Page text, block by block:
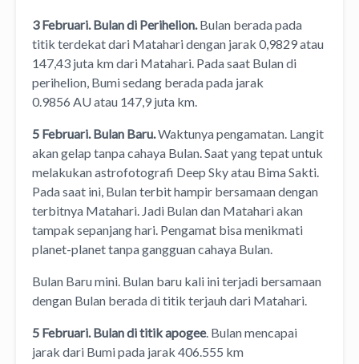
3 Februari. Bulan di Perihelion.Bulan berada pada
titik terdekat dari Matahari dengan jarak 0,9829 atau
147,43 juta km dari Matahari. Pada saat Bulan di
perihelion, Bumi sedang berada pada jarak
0.9856 AU atau 147,9 juta km.
5 Februari. Bulan Baru.Waktunya pengamatan. Langit
akan gelap tanpa cahaya Bulan. Saat yang tepat untuk
melakukan astrofotografi Deep Sky atau Bima Sakti.
Pada saat ini, Bulan terbit hampir bersamaan dengan
terbitnya Matahari. Jadi Bulan dan Matahari akan
tampak sepanjang hari. Pengamat bisa menikmati
planet-planet tanpa gangguan cahaya Bulan.
Bulan Baru mini. Bulan baru kali ini terjadi bersamaan
dengan Bulan berada di titik terjauh dari Matahari.
5 Februari. Bulan di titik apogee. Bulan mencapai
jarak dari Bumi pada jarak 406.555 km